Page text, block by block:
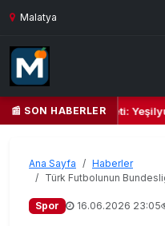
Malatya
📰 SON HABERLER
ve Kültür Cenneti:
Ana Sayfa
Haberler
Türk Futbolunun
Spor 16.06.2026 23:05